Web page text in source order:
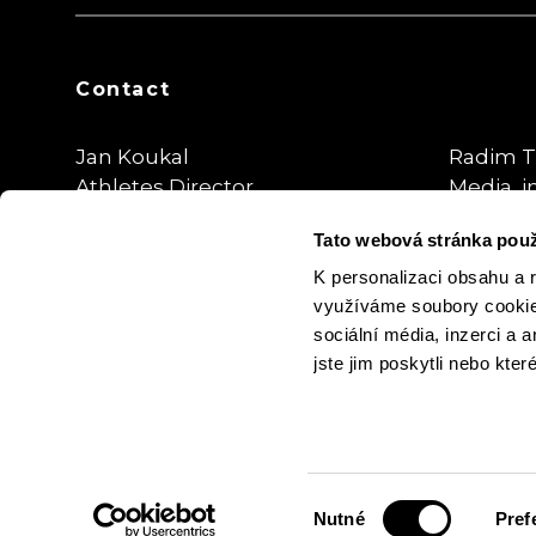
Tato webová stránka
K personalizaci obsahu
využíváme soubory
sociální média, inzerci a
jste jim poskytli nebo
Nutné
Contact
Jan Koukal
Athletes Director
Radim
Media,